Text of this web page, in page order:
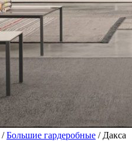
/Большие гардеробные / Дакса